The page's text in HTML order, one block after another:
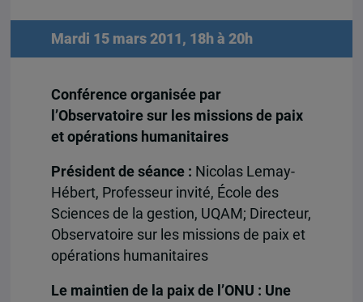
Mardi 15 mars 2011, 18h à 20h
Conférence organisée par
l’Observatoire sur les missions de paix
et opérations humanitaires
Président de séance : Nicolas Lemay-
Hébert, Professeur invité, École des
Sciences de la gestion, UQAM; Directeur,
Observatoire sur les missions de paix et
opérations humanitaires
Le maintien de la paix de l’ONU : Une